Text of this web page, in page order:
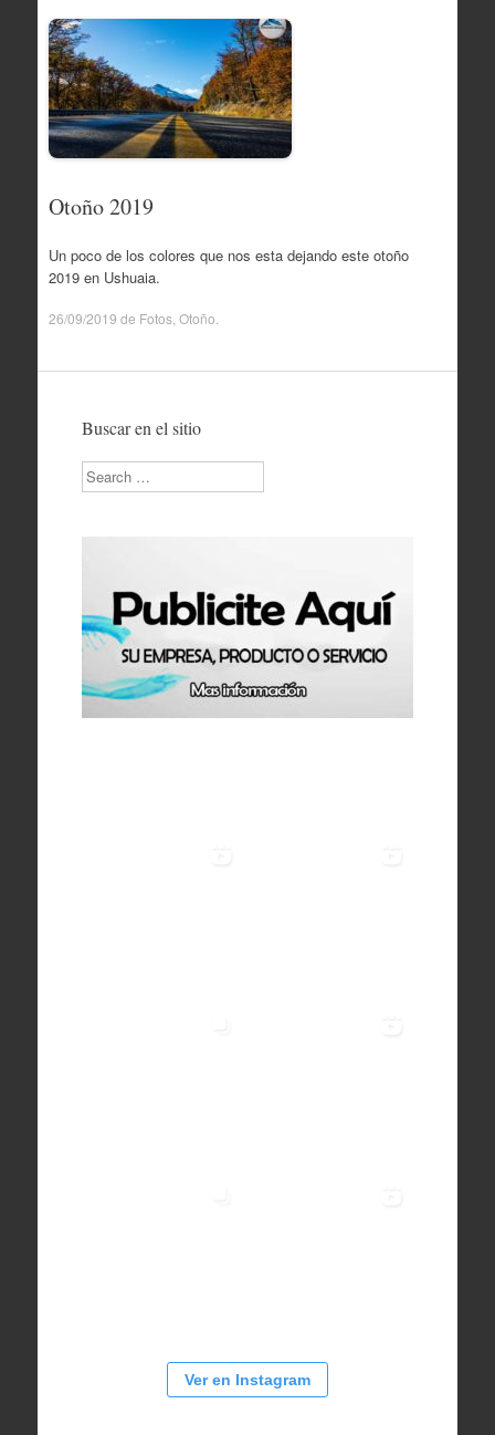
Otoño 2019
Un poco de los colores que nos esta dejando este otoño
2019 en Ushuaia.
26/09/2019 de Fotos, Otoño
Buscar en el sitio
Search
Ver en Instagram